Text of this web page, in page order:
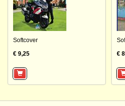
Softcover
€ 9,25
€